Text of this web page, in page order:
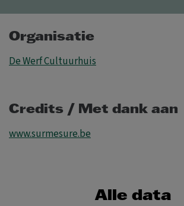
Organisatie
De Werf Cultuurhuis
Credits / Met dank aan
www.surmesure.be
Alle data